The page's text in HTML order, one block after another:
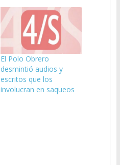
El Polo Obrero
desmintió audios y
escritos que los
involucran en saqueos